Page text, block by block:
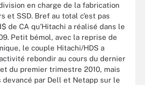
en charge de la fabrication
et SSD. Bref au total c’est pas
de CA qu’Hitachi a réalisé dans le
Petit bémol, avec la reprise de
le couple Hitachi/HDS a
rebondir au cours du dernier
du premier trimestre 2010, mais
devancé par Dell et Netapp sur le